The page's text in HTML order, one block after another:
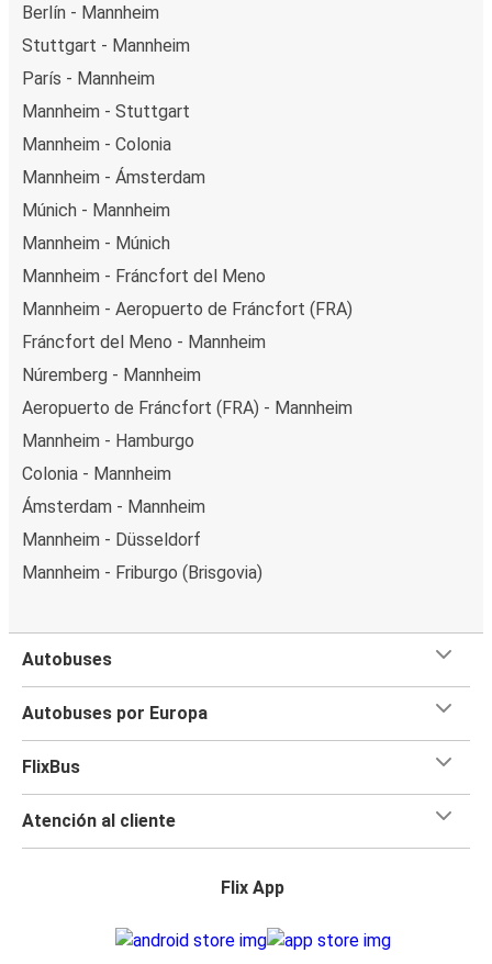
Berlín - Mannheim
Stuttgart - Mannheim
París - Mannheim
Mannheim - Stuttgart
Mannheim - Colonia
Mannheim - Ámsterdam
Múnich - Mannheim
Mannheim - Múnich
Mannheim - Fráncfort del Meno
Mannheim - Aeropuerto de Fráncfort (FRA)
Fráncfort del Meno - Mannheim
Núremberg - Mannheim
Aeropuerto de Fráncfort (FRA) - Mannheim
Mannheim - Hamburgo
Colonia - Mannheim
Ámsterdam - Mannheim
Mannheim - Düsseldorf
Mannheim - Friburgo (Brisgovia)
Autobuses
Autobuses por Europa
FlixBus
Atención al cliente
Flix App